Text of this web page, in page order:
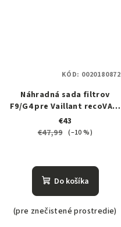
Náhradná sada filtrov
F9/G4 pre Vaillant recoVAIR
150/4
€43
€47,99 (–10 %)
Do košíka
(pre znečistené prostredie)
KÓD: 0020180872